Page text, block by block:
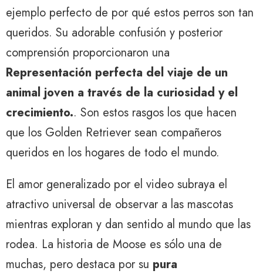
ejemplo perfecto de por qué estos perros son tan
queridos. Su adorable confusión y posterior
comprensión proporcionaron una
Representación perfecta del viaje de un
animal joven a través de la curiosidad y el
crecimiento.. Son estos rasgos los que hacen
que los Golden Retriever sean compañeros
queridos en los hogares de todo el mundo.
El amor generalizado por el video subraya el
atractivo universal de observar a las mascotas
mientras exploran y dan sentido al mundo que las
rodea. La historia de Moose es sólo una de
muchas, pero destaca por su pura